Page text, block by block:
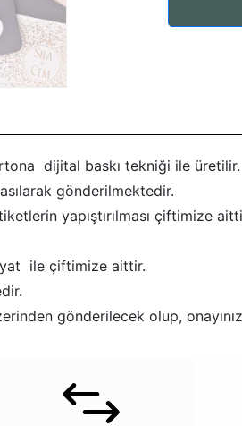
dijital baskı tekniği ile üretilir.
gönderilmektedir.
yapıştırılması çiftimize
ile çiftimize aittir.
gönderilecek olup,